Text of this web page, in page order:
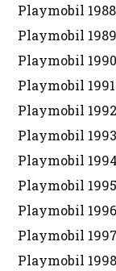
Playmobil 1988
Playmobil 1989
Playmobil 1990
Playmobil 1991
Playmobil 1992
Playmobil 1993
Playmobil 1994
Playmobil 1995
Playmobil 1996
Playmobil 1997
Playmobil 1998